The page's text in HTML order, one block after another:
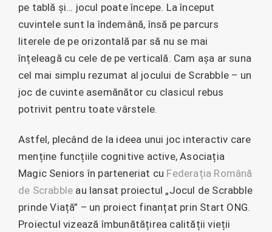
pe tablă și… jocul poate începe. La început
cuvintele sunt la îndemână, însă pe parcurs
literele de pe orizontală par să nu se mai
înțeleagă cu cele de pe verticală. Cam așa ar suna
cel mai simplu rezumat al jocului de Scrabble – un
joc de cuvinte asemănător cu clasicul rebus
potrivit pentru toate vârstele.
Astfel, plecând de la ideea unui joc interactiv care
menține funcțiile cognitive active, Asociația
Magic Seniors în parteneriat cu Federația Română
de Scrabble au lansat proiectul „Jocul de Scrabble
prinde Viață” – un proiect finanțat prin Start ONG.
Proiectul vizează îmbunătățirea calității vieții